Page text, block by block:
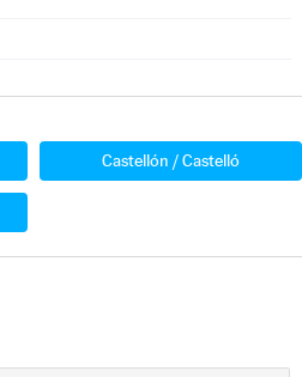
Castellón / Castelló